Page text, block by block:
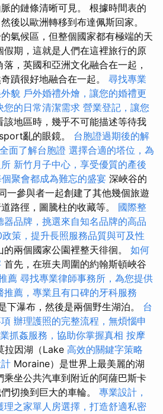
的鏈條清晰可見。 根據時間表的
後以歐洲轉移到布達佩斯回家。
氣候區，但整個國家都有極端的天
期，這就是人們在這裡旅行的原
，英國和亞洲文化融合在一起，
蹟很好地融合在一起。 尋找專業
貌 戶外婚禮外燴，讓您的婚禮更
您的日常清潔需求 營業登記，讓您
該地區時，幾乎不可能描述等待我
亂的眼鏡。 台胞證過期後的解
全面了解台胞證 選擇合適的塔位，為
新竹月子中心，享受優質的產後
聚會都成為難忘的盛宴 深峽谷的
一參與者一起創建了其他幾個旅遊
路徑，圖騰柱的收藏等。 國際整
器品牌，挑選來自知名品牌的高品
策，提升長照服務品質與可及性
的兩個國家公園裡整天徘徊。 如何
首先，在班夫周圍的約翰斯頓峽谷
薦 尋找專業律師事務所，為您提供
推薦，專業且有口碑的牙科服務
下瀑布，然後是兩個野生湖泊。 台
辦理護照的完整流程，無煩惱申
抓姦服務，協助你掌握真相 按摩
拉因湖（Lake 高效的關鍵字策略
Moraine）是世界上最美麗的湖
坐公共汽車到附近的阿薩巴斯卡
切換到巨大的車輪。 專業設計，
理之家單人房選擇，打造舒適私密